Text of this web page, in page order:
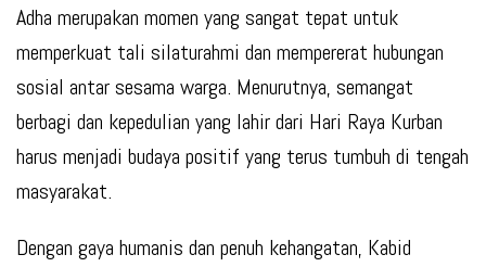
Adha merupakan momen yang sangat tepat untuk
memperkuat tali silaturahmi dan mempererat hubungan
sosial antar sesama warga. Menurutnya, semangat
berbagi dan kepedulian yang lahir dari Hari Raya Kurban
harus menjadi budaya positif yang terus tumbuh di tengah
masyarakat.
Dengan gaya humanis dan penuh kehangatan, Kabid